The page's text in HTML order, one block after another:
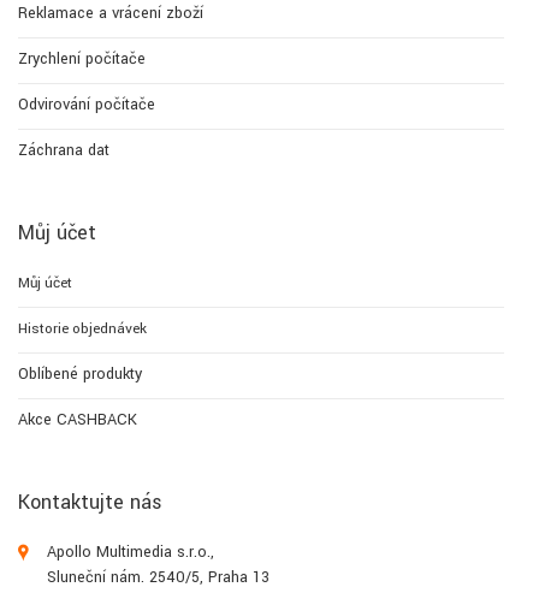
Reklamace a vrácení zboží
Zrychlení počítače
Odvirování počítače
Záchrana dat
Můj účet
Můj účet
Historie objednávek
Oblíbené produkty
Akce CASHBACK
Kontaktujte nás
Apollo Multimedia s.r.o.,
Sluneční nám. 2540/5, Praha 13